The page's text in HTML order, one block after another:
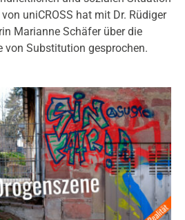
uniCROSS hat mit Dr. Rüdiger
Marianne Schäfer über die
von Substitution gesprochen.